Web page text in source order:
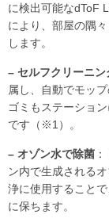
に検出可能なdToF
により、部屋の隅
します。
– セルフクリーニン
属し、自動でモッ
ゴミもステーショ
です（※1）。
– オゾン水で除菌
ン内で生成される
浄に使用すること
に保ちます。